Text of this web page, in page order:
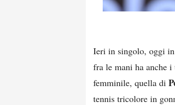
Ieri in singolo, oggi
fra le mani ha anche i
femminile, quella di
tennis tricolore in